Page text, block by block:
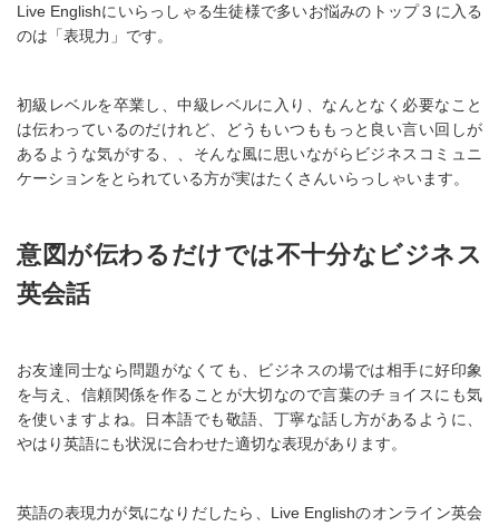
Live Englishにいらっしゃる生徒様で多いお悩みのトップ３に入る
のは「表現力」です。
初級レベルを卒業し、中級レベルに入り、なんとなく必要なこと
は伝わっているのだけれど、どうもいつももっと良い言い回しが
あるような気がする、、そんな風に思いながらビジネスコミュニ
ケーションをとられている方が実はたくさんいらっしゃいます。
意図が伝わるだけでは不十分なビジネス
英会話
お友達同士なら問題がなくても、ビジネスの場では相手に好印象
を与え、信頼関係を作ることが大切なので言葉のチョイスにも気
を使いますよね。日本語でも敬語、丁寧な話し方があるように、
やはり英語にも状況に合わせた適切な表現があります。
英語の表現力が気になりだしたら、Live Englishのオンライン英会